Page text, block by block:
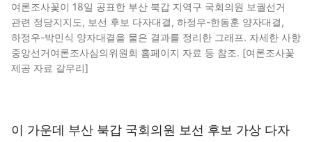
여론조사꽃이 18일 공표한 부산 북갑 지역구 국회의원 보궐선거
관련 정당지지도, 보선 후보 다자대결, 하정우-한동훈 양자대결,
하정우-박민식 양자대결을 물은 결과를 정리한 그래프. 자세한 사항
중앙선거여론조사심의위원회 홈페이지 자료 등 참조. [여론조사꽃
제공 자료 갈무리]
이 가운데 부산 북갑 국회의원 보선 후보 가상 다자